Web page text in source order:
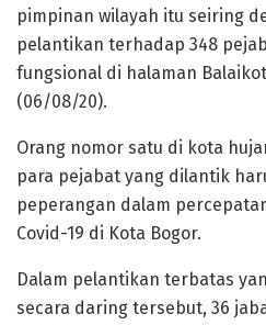
pimpinan wilayah itu seiring
pelantikan terhadap 348
fungsional di halaman
(06/08/20).
Orang nomor satu di kota
para pejabat yang dilantik
peperangan dalam
Covid-19 di Kota Bogor.
Dalam pelantikan terbatas
secara daring tersebut, 36